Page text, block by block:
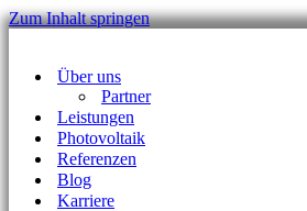
Zum Inhalt springen
Über uns
Partner
Leistungen
Photovoltaik
Referenzen
Blog
Karriere